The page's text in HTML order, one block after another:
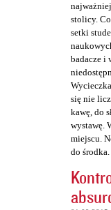
stolicy.
setki
badacze i
się nie
kawę, do
wystawę.
miejscu.
do środka.